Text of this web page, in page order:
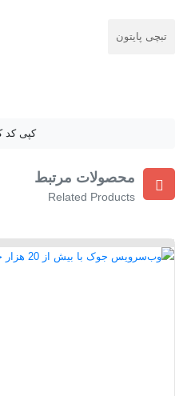
تبچی پایتون
کپی کد
محصولات مرتبط
Related Products